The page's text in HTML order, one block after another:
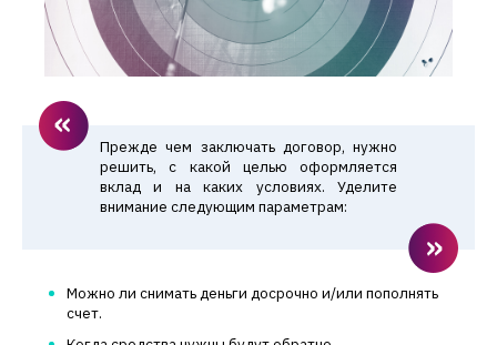
Прежде чем заключать договор, нужно
решить, с какой целью оформляется
вклад и на каких условиях. Уделите
внимание следующим параметрам:
Можно ли снимать деньги досрочно и/или пополнять
счет.